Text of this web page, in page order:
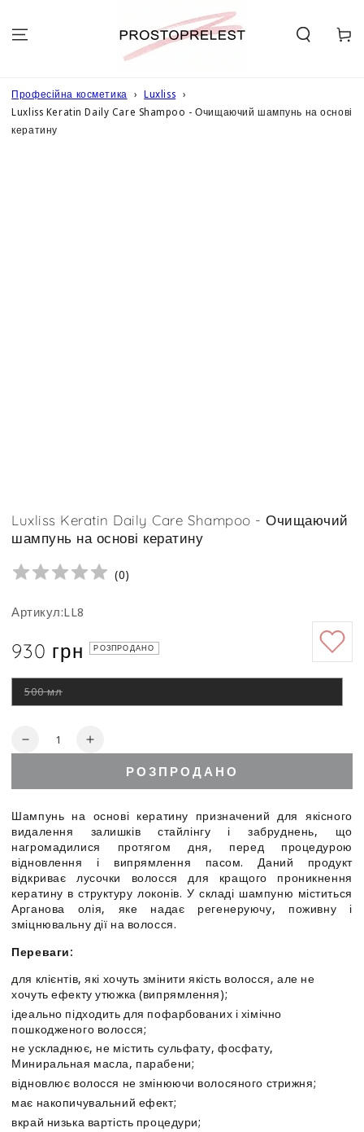
Кошик
Професійна косметика
Luxliss
Luxliss Keratin Daily Care Shampoo - Очищаючий шампунь на основі
кератину
Luxliss Keratin Daily Care Shampoo - Очищаючий
шампунь на основі кератину
(0)
Артикул:LL8
Ціна
930 грн РОЗПРОДАНО
500 мл
Цей
варіант
Кількість
Зменшити
Keratin
Daily
Care
Shampoo
-
Очищаючий
шампунь
на
кератину
Збільшити
Keratin
Daily
Care
Shampoo
-
Очищаючий
шампунь
на
РОЗПРОДАНО
Шампунь на основі кератину призначений для якісного
видалення залишків стайлінгу і забруднень, що
нагромадилися протягом дня, перед процедурою
відновлення і випрямлення пасом. Даний продукт
відкриває лусочки волосся для кращого проникнення
кератину в структуру локонів. У складі шампуню міститься
Арганова олія, яке надає регенеруючу, поживну і
зміцнювальну дії на волосся.
Переваги:
для клієнтів, які хочуть змінити якість волосся, але не
хочуть ефекту утюжка (випрямлення);
ідеально підходить для пофарбованих і хімічно
пошкодженого волосся;
не ускладнює, не містить сульфату, фосфату,
Миниральная масла, парабени;
відновлює волосся не змінюючи волосяного стрижня;
має накопичувальний ефект;
вкрай низька вартість процедури;